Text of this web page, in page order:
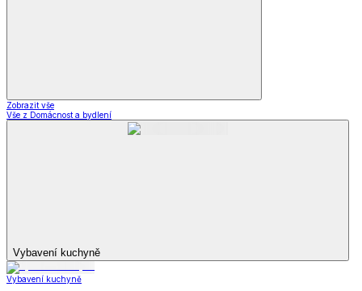
Zobrazit vše
Vše z Domácnost a bydlení
Vybavení kuchyně
Vybavení kuchyně